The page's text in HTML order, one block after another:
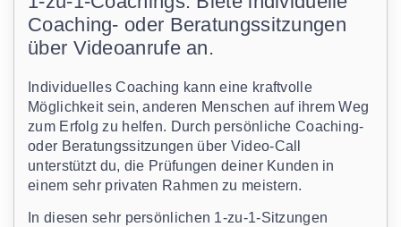
Coaching- oder Beratungssitzungen
über Videoanrufe an.
Individuelles Coaching kann eine kraftvolle
Möglichkeit sein, anderen Menschen auf ihrem Weg
zum Erfolg zu helfen. Durch persönliche Coaching-
oder Beratungssitzungen über Video-Call
unterstützt du, die Prüfungen deiner Kunden in
einem sehr privaten Rahmen zu meistern.
In diesen sehr persönlichen 1-zu-1-Sitzungen